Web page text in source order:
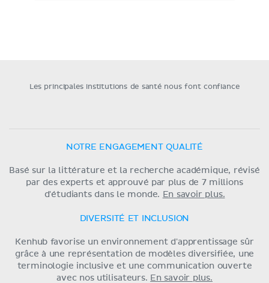
Les principales institutions de santé nous font confiance
NOTRE ENGAGEMENT QUALITÉ
Basé sur la littérature et la recherche académique, révisé
par des experts et approuvé par plus de 7 millions
d'étudiants dans le monde. En savoir plus.
DIVERSITÉ ET INCLUSION
Kenhub favorise un environnement d'apprentissage sûr
grâce à une représentation de modèles diversifiée, une
terminologie inclusive et une communication ouverte
avec nos utilisateurs. En savoir plus.